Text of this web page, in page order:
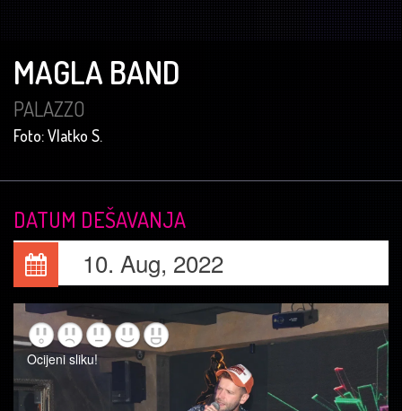
MAGLA BAND
PALAZZO
Foto: Vlatko S.
DATUM DEŠAVANJA
10. Aug, 2022
Ocijeni sliku!